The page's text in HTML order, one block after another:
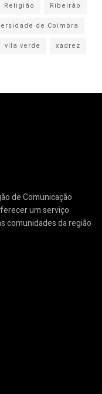
Religião
Ribeirão
de Coimbra
vila verde xadrez
de Comunicação
um serviço
comunidades da região